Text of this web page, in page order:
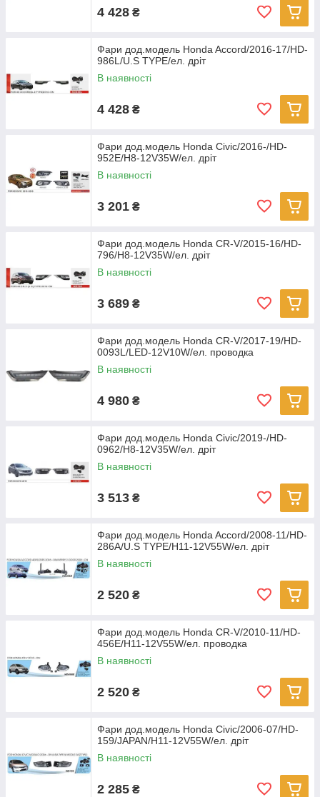
4 428 ₴
Фари дод.модель Honda Accord/2016-17/HD-
986L/U.S TYPE/ел. дріт
В наявності
4 428 ₴
Фари дод.модель Honda Civic/2016-/HD-
952E/H8-12V35W/ел. дріт
В наявності
3 201 ₴
Фари дод.модель Honda CR-V/2015-16/HD-
796/H8-12V35W/ел. дріт
В наявності
3 689 ₴
Фари дод.модель Honda CR-V/2017-19/HD-
0093L/LED-12V10W/ел. проводка
В наявності
4 980 ₴
Фари дод.модель Honda Civic/2019-/HD-
0962/H8-12V35W/ел. дріт
В наявності
3 513 ₴
Фари дод.модель Honda Accord/2008-11/HD-
286A/U.S TYPE/H11-12V55W/ел. дріт
В наявності
2 520 ₴
Фари дод.модель Honda CR-V/2010-11/HD-
456E/H11-12V55W/ел. проводка
В наявності
2 520 ₴
Фари дод.модель Honda Civic/2006-07/HD-
159/JAPAN/H11-12V55W/ел. дріт
В наявності
2 285 ₴